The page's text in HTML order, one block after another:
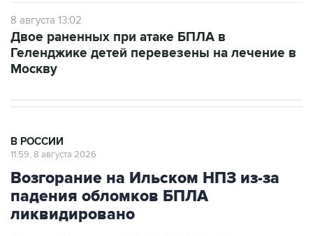
8 августа 13:02
Двое раненных при атаке БПЛА в
Геленджике детей перевезены на лечение в
Москву
В РОССИИ
11:59, 8 августа 2026
Возгорание на Ильском НПЗ из-за
падения обломков БПЛА
ликвидировано